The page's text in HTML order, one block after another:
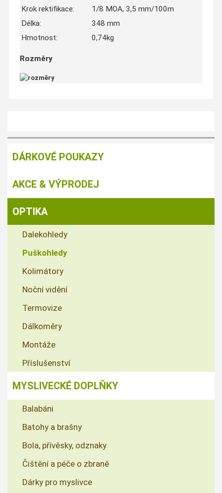
Krok rektifikace:
1/8 MOA, 3,5 mm/100m
Délka:
348 mm
Hmotnost:
0,74kg
Rozměry
DÁRKOVÉ POUKAZY
AKCE & VÝPRODEJ
OPTIKA
Dalekohledy
Puškohledy
Kolimátory
Noční vidění
Termovize
Dálkoměry
Montáže
Příslušenství
MYSLIVECKÉ DOPLŇKY
Balabáni
Batohy a brašny
Bola, přívěsky, odznaky
Čištění a péče o zbraně
Dárky pro myslivce